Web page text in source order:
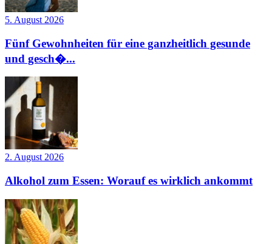
5. August 2026
Fünf Gewohnheiten für eine ganzheitlich gesunde
und gesch�...
2. August 2026
Alkohol zum Essen: Worauf es wirklich ankommt